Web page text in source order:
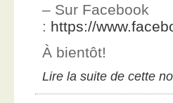
– Sur Facebook
: https://
À bientôt!
Lire la suite de cette